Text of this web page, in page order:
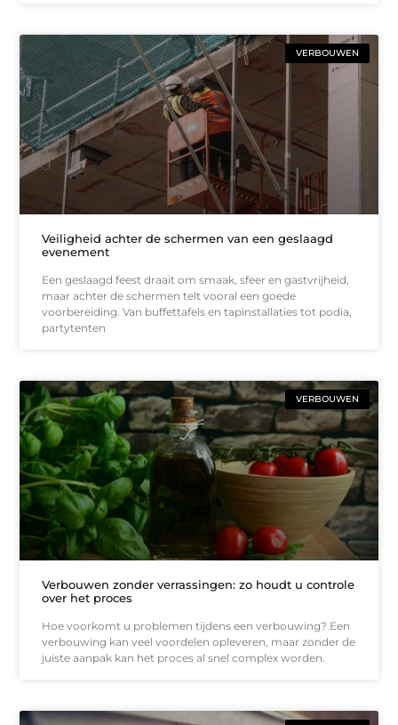
VERBOUWEN
Veiligheid achter de schermen van een geslaagd
evenement
Een geslaagd feest draait om smaak, sfeer en gastvrijheid,
maar achter de schermen telt vooral een goede
voorbereiding. Van buffettafels en tapinstallaties tot podia,
partytenten
VERBOUWEN
Verbouwen zonder verrassingen: zo houdt u controle
over het proces
Hoe voorkomt u problemen tijdens een verbouwing? Een
verbouwing kan veel voordelen opleveren, maar zonder de
juiste aanpak kan het proces al snel complex worden.